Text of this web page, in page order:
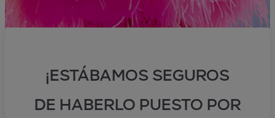
¡ESTÁBAMOS SEGUROS
DE HABERLO PUESTO POR